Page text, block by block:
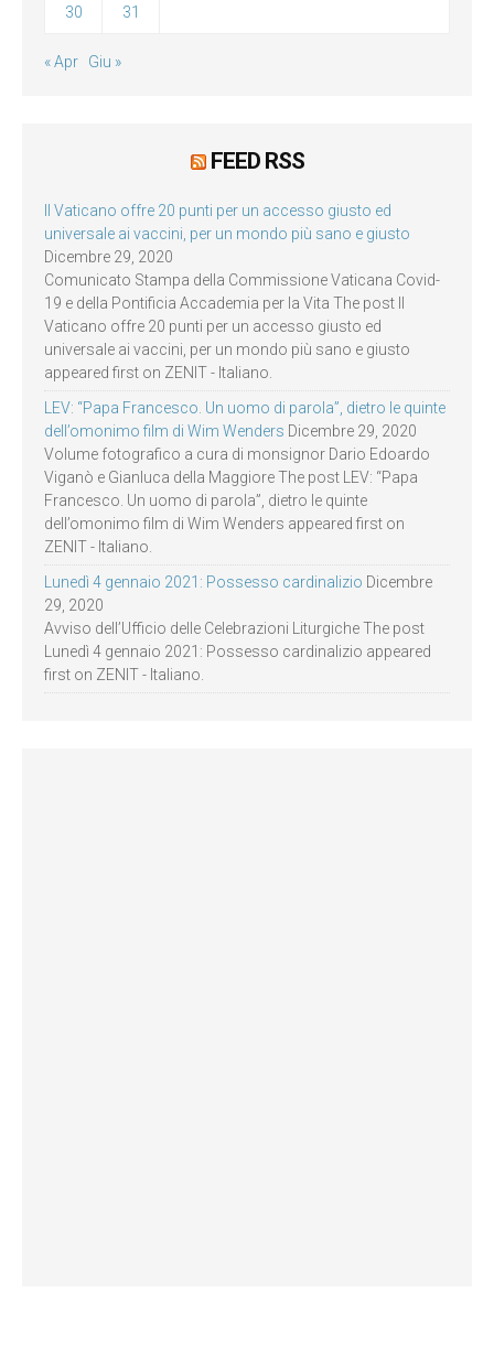
30 31
« Apr Giu »
FEED RSS
Il Vaticano offre 20 punti per un accesso giusto ed
universale ai vaccini, per un mondo più sano e giusto
Dicembre 29, 2020
Comunicato Stampa della Commissione Vaticana Covid-
19 e della Pontificia Accademia per la Vita The post Il
Vaticano offre 20 punti per un accesso giusto ed
universale ai vaccini, per un mondo più sano e giusto
appeared first on ZENIT - Italiano.
LEV: “Papa Francesco. Un uomo di parola”, dietro le quinte
dell’omonimo film di Wim Wenders Dicembre 29, 2020
Volume fotografico a cura di monsignor Dario Edoardo
Viganò e Gianluca della Maggiore The post LEV: “Papa
Francesco. Un uomo di parola”, dietro le quinte
dell’omonimo film di Wim Wenders appeared first on
ZENIT - Italiano.
Lunedì 4 gennaio 2021: Possesso cardinalizio Dicembre
29, 2020
Avviso dell’Ufficio delle Celebrazioni Liturgiche The post
Lunedì 4 gennaio 2021: Possesso cardinalizio appeared
first on ZENIT - Italiano.